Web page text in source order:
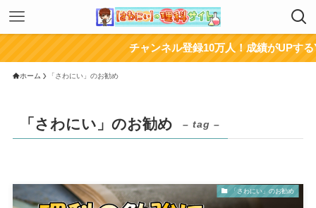
チャンネル登録10万人！成績がUPする
ホーム 「さわにい」のお勧め
「さわにい」のお勧め – tag –
「さわにい」のお勧め